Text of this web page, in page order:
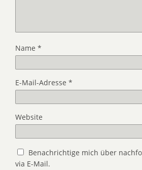
Name *
E-Mail-Adresse *
Website
Benachrichtige mich über
via E-Mail.